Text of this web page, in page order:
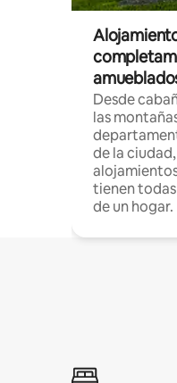
Desde
las
de la
tienen
de un hogar.